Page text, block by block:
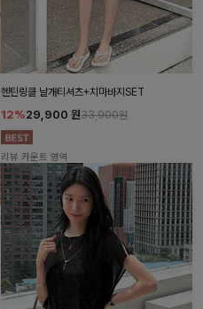
헨틴링클 날개티셔츠+치마바지SET
12%29,900 원33,900원
리뷰 카운트 영역